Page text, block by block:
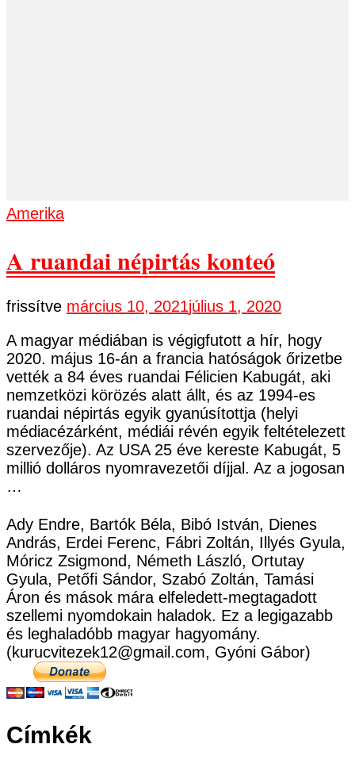
Amerika
A ruandai népirtás konteó
frissítve március 10, 2021július 1, 2020
A magyar médiában is végigfutott a hír, hogy
2020. május 16-án a francia hatóságok őrizetbe
vették a 84 éves ruandai Félicien Kabugát, aki
nemzetközi körözés alatt állt, és az 1994-es
ruandai népirtás egyik gyanúsítottja (helyi
médiacézárként, médiái révén egyik feltételezett
szervezője). Az USA 25 éve kereste Kabugát, 5
millió dolláros nyomravezetői díjjal. Az a jogosan
…
Ady Endre, Bartók Béla, Bibó István, Dienes
András, Erdei Ferenc, Fábri Zoltán, Illyés Gyula,
Móricz Zsigmond, Németh László, Ortutay
Gyula, Petőfi Sándor, Szabó Zoltán, Tamási
Áron és mások mára elfeledett-megtagadott
szellemi nyomdokain haladok. Ez a legigazabb
és leghaladóbb magyar hagyomány.
(kurucvitezek12@gmail.com, Gyóni Gábor)
Címkék